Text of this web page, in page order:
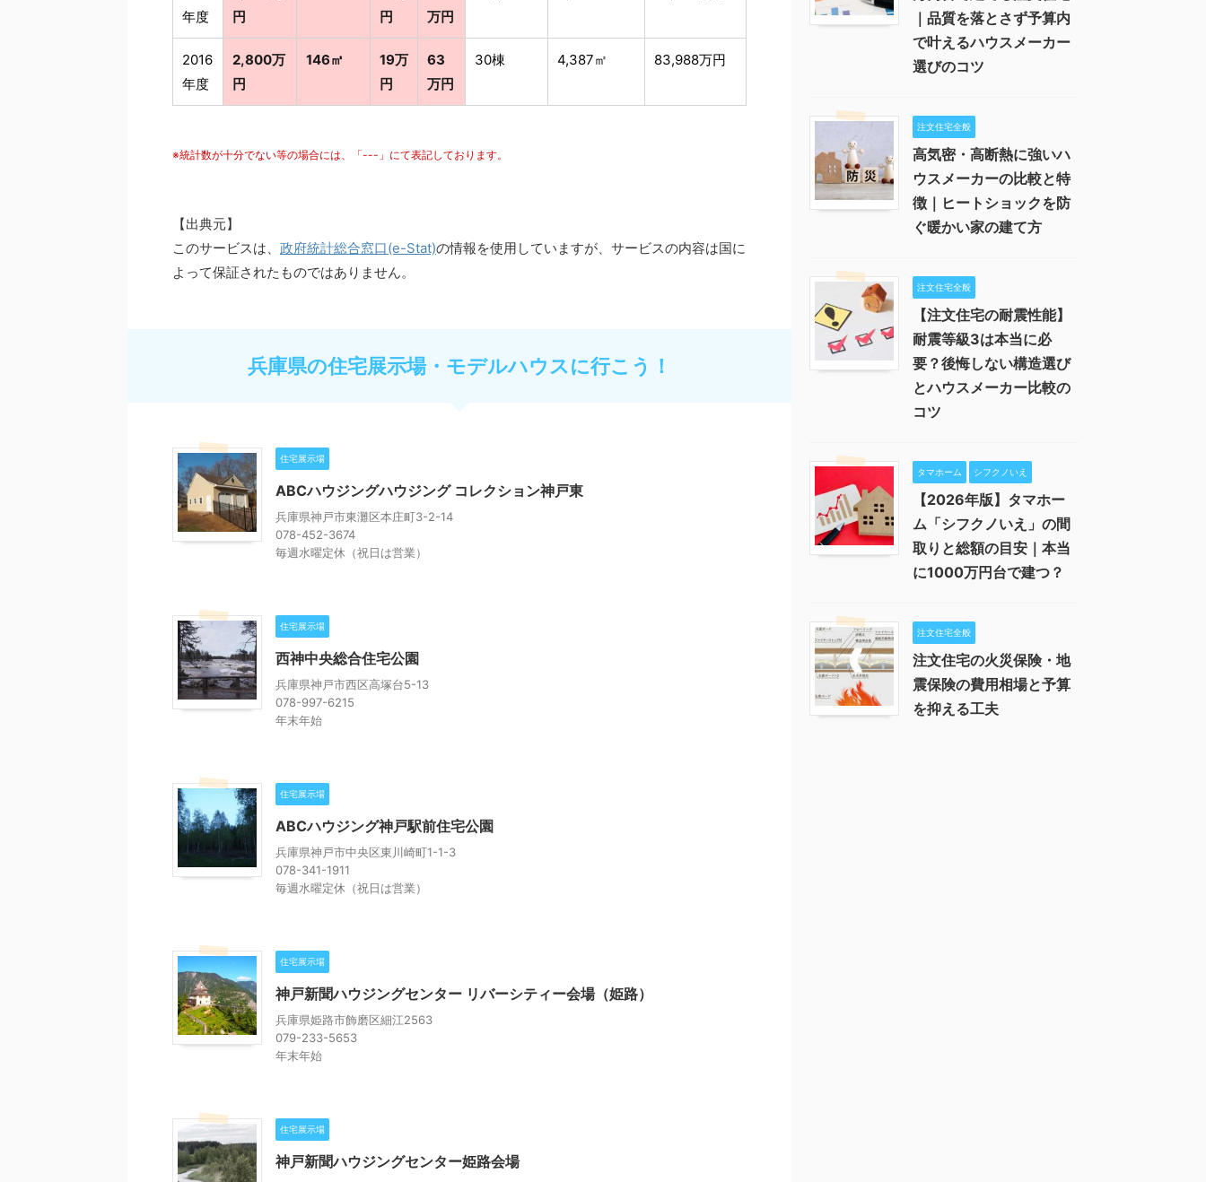
年度
円
円
万円
2016
年度
2,800万
円
146㎡
19万
円
63
万円
30棟 4,387㎡ 83,988万円
※統計数が十分でない等の場合には、「---」にて表記しております。
【出典元】
このサービスは、 政府統計総合窓口(e-Stat)の情報を使用していますが、サービスの内容は国に
よって保証されたものではありません。
兵庫県の住宅展示場・モデルハウスに行こう！
住宅展示場
ABCハウジングハウジング コレクション神戸東
兵庫県神戸市東灘区本庄町3-2-14
078-452-3674
毎週水曜定休（祝日は営業）
住宅展示場
西神中央総合住宅公園
兵庫県神戸市西区高塚台5-13
078-997-6215
年末年始
住宅展示場
ABCハウジング神戸駅前住宅公園
兵庫県神戸市中央区東川崎町1-1-3
078-341-1911
毎週水曜定休（祝日は営業）
住宅展示場
神戸新聞ハウジングセンター リバーシティー会場（姫路）
兵庫県姫路市飾磨区細江2563
079-233-5653
年末年始
住宅展示場
神戸新聞ハウジングセンター姫路会場
｜品質を落とさず予算内
で叶えるハウスメーカー
選びのコツ
注文住宅全般
高気密・高断熱に強いハ
ウスメーカーの比較と特
徴｜ヒートショックを防
ぐ暖かい家の建て方
注文住宅全般
【注文住宅の耐震性能】
耐震等級3は本当に必
要？後悔しない構造選び
とハウスメーカー比較の
コツ
タマホーム シフクノいえ
【2026年版】タマホー
ム「シフクノいえ」の間
取りと総額の目安｜本当
に1000万円台で建つ？
注文住宅全般
注文住宅の火災保険・地
震保険の費用相場と予算
を抑える工夫